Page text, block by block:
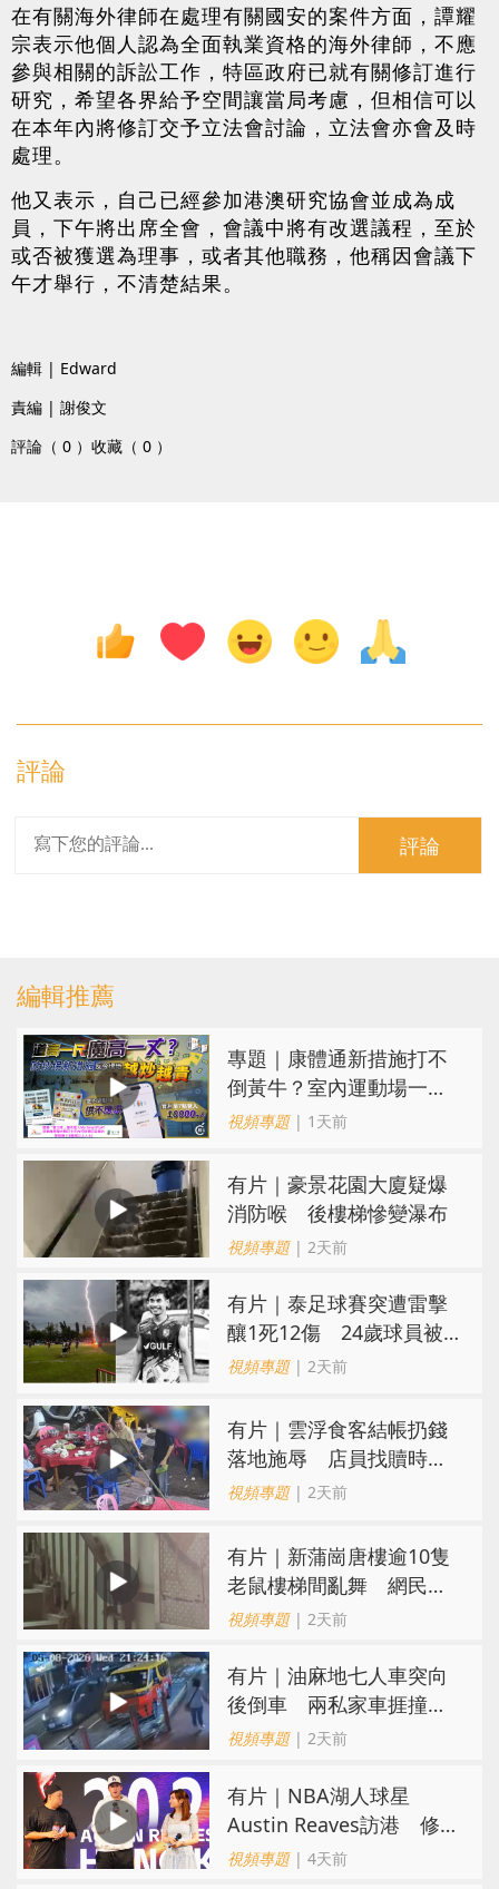
在有關海外律師在處理有關國安的案件方面，譚耀
宗表示他個人認為全面執業資格的海外律師，不應
參與相關的訴訟工作，特區政府已就有關修訂進行
研究，希望各界給予空間讓當局考慮，但相信可以
在本年內將修訂交予立法會討論，立法會亦會及時
處理。
他又表示，自己已經參加港澳研究協會並成為成
員，下午將出席全會，會議中將有改選議程，至於
或否被獲選為理事，或者其他職務，他稱因會議下
午才舉行，不清楚結果。
編輯 | Edward
責編 | 謝俊文
評論（ 0 ） 收藏（ 0 ）
評論
評論
編輯推薦
專題｜康體通新措施打不
倒黃牛？室內運動場一場
難求越炒越貴
視頻專題| 1天前
有片｜豪景花園大廈疑爆
消防喉 後樓梯慘變瀑布
視頻專題| 2天前
有片｜泰足球賽突遭雷擊
釀1死12傷 24歲球員被
閃電劈中亡
視頻專題| 2天前
​有片｜雲浮食客結帳扔錢
落地施辱 店員找贖時還
施彼身獲老闆肯定
視頻專題| 2天前
有片｜新蒲崗唐樓逾10隻
老鼠樓梯間亂舞 網民嚇
親：每次經過都要好大勇
視頻專題| 2天前
有片｜油麻地七人車突向
後倒車 兩私家車捱撞
司機不顧而去
視頻專題| 2天前
有片｜NBA湖人球星
Austin Reaves訪港 修
頓與青少年交流球技
視頻專題| 4天前